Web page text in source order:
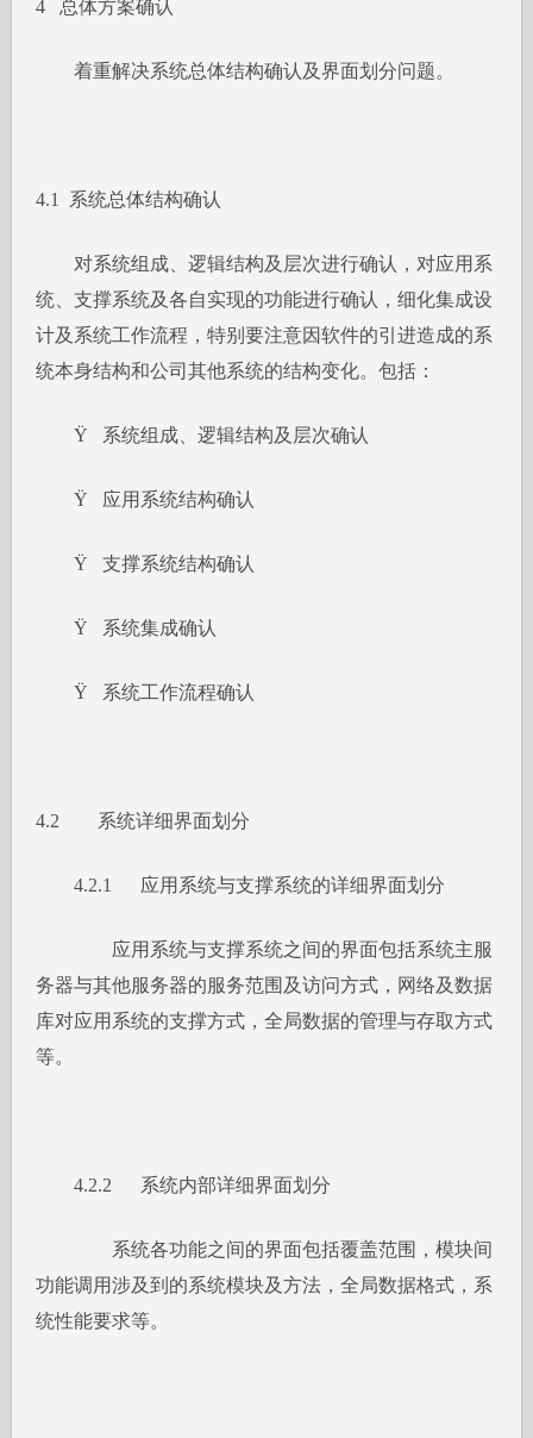
4 总体方案确认
着重解决系统总体结构确认及界面划分问题。
4.1 系统总体结构确认
对系统组成、逻辑结构及层次进行确认，对应用系
统、支撑系统及各自实现的功能进行确认，细化集成设
计及系统工作流程，特别要注意因软件的引进造成的系
统本身结构和公司其他系统的结构变化。包括：
Ÿ 系统组成、逻辑结构及层次确认
Ÿ 应用系统结构确认
Ÿ 支撑系统结构确认
Ÿ 系统集成确认
Ÿ 系统工作流程确认
4.2 系统详细界面划分
4.2.1 应用系统与支撑系统的详细界面划分
应用系统与支撑系统之间的界面包括系统主服
务器与其他服务器的服务范围及访问方式，网络及数据
库对应用系统的支撑方式，全局数据的管理与存取方式
等。
4.2.2 系统内部详细界面划分
系统各功能之间的界面包括覆盖范围，模块间
功能调用涉及到的系统模块及方法，全局数据格式，系
统性能要求等。